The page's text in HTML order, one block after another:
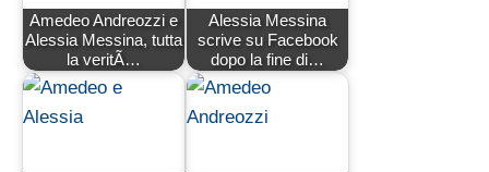
Amedeo Andreozzi e
Alessia Messina, tutta
la veritÃ…
Alessia Messina
scrive su Facebook
dopo la fine di…